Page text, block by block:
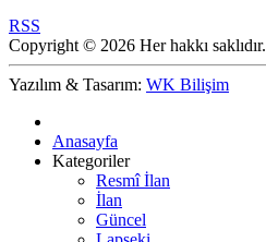
RSS
Copyright © 2026 Her hakkı saklıdır.
Yazılım & Tasarım: WK Bilişim
Anasayfa
Kategoriler
Resmî İlan
İlan
Güncel